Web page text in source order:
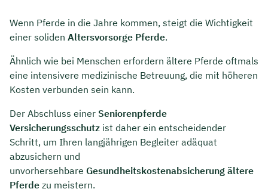
Über Uns
Kontakt
Wenn Pferde in die Jahre kommen, steigt die Wichtigkeit
einer soliden Altersvorsorge Pferde.
Ähnlich wie bei Menschen erfordern ältere Pferde oftmals
eine intensivere medizinische Betreuung, die mit höheren
Kosten verbunden sein kann.
Der Abschluss einer Seniorenpferde
Versicherungsschutz ist daher ein entscheidender
Schritt, um Ihren langjährigen Begleiter adäquat
abzusichern und
unvorhersehbare Gesundheitskostenabsicherung ältere
Pferde zu meistern.